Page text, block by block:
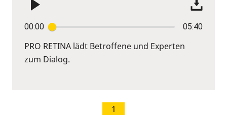
00:00 05:40
PRO RETINA lädt Betroffene und Experten
zum Dialog.
1